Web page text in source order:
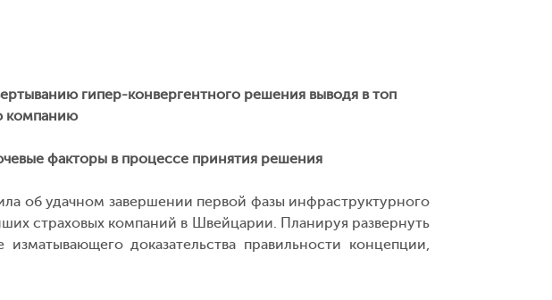
гипер-конвергентного решения выводя в топ
компанию
факторы в процессе принятия решения
об удачном завершении первой фазы инфраструктурного
страховых компаний в Швейцарии. Планируя развернуть
доказательства правильности концепции,